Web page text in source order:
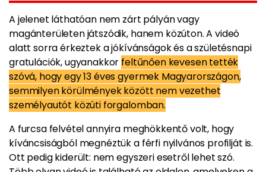
A jelenet láthatóan nem zárt pályán vagy
magánterületen játszódik, hanem közúton. A videó
alatt sorra érkeztek a jókívánságok és a születésnapi
gratulációk, ugyanakkor feltűnően kevesen tették
szóvá, hogy egy 13 éves gyermek Magyarországon,
semmilyen körülmények között nem vezethet
személyautót közúti forgalomban.
A furcsa felvétel annyira meghökkentő volt, hogy
kíváncsiságból megnéztük a férfi nyilvános profilját is.
Ott pedig kiderült: nem egyszeri esetről lehet szó.